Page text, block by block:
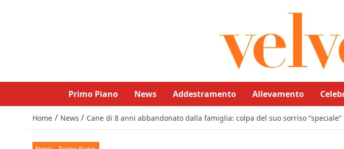
Primo Piano News Addestramento Allevamento
Home / News / Cane di 8 anni abbandonato dalla famiglia: colpa del suo sorriso “speciale”